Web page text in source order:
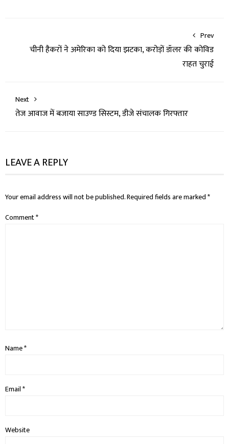
Prev
चीनी हैकरों ने अमेरिका को दिया झटका, करोड़ों डॉलर की कोविड
राहत चुराई
Next
तेज आवाज में बजाया साउण्ड सिस्टम, डीजे संचालक गिरफ्तार
LEAVE A REPLY
Your email address will not be published.Required fields are marked*
Comment*
Name*
Email*
Website